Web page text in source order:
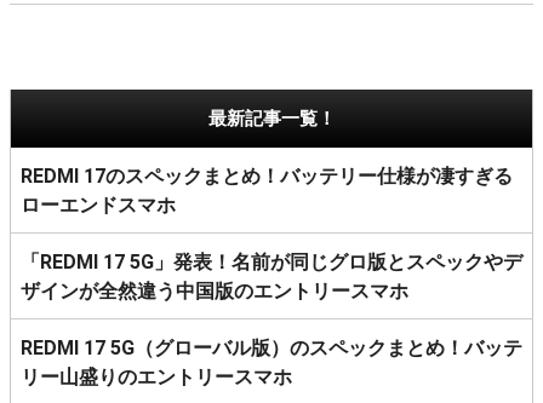
最新記事一覧！
REDMI 17のスペックまとめ！バッテリー仕様が凄すぎる
ローエンドスマホ
「REDMI 17 5G」発表！名前が同じグロ版とスペックやデ
ザインが全然違う中国版のエントリースマホ
REDMI 17 5G（グローバル版）のスペックまとめ！バッテ
リー山盛りのエントリースマホ